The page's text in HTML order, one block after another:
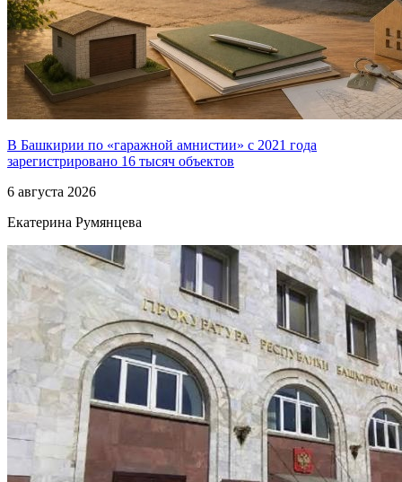
В Башкирии по «гаражной амнистии» с 2021 года
зарегистрировано 16 тысяч объектов
6 августа 2026
Екатерина Румянцева